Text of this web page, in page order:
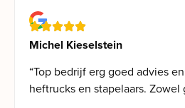
Michel Kieselstein
“Top bedrijf erg goed advies
heftrucks en stapelaars. Zowel